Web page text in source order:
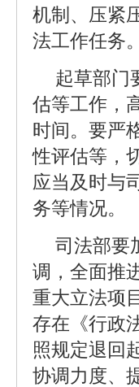
机制、压紧
法工作任务。
起草部门
估等工作，
时间。要严
性评估等，
应当及时与
务等情况。
司法部要
调，全面推
重大立法项
存在《行政
照规定退回
协调力度、